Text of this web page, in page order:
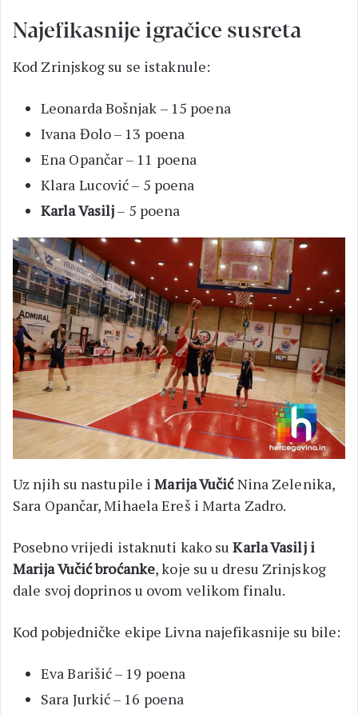
Najefikasnije igračice susreta
Kod Zrinjskog su se istaknule:
Leonarda Bošnjak – 15 poena
Ivana Đolo – 13 poena
Ena Opančar – 11 poena
Klara Lucović – 5 poena
Karla Vasilj– 5 poena
Uz njih su nastupile iMarija VučićNina Zelenika,
Sara Opančar, Mihaela Ereš i Marta Zadro.
Posebno vrijedi istaknuti kako suKarla Vasilj i
Marija Vučić broćanke, koje su u dresu Zrinjskog
dale svoj doprinos u ovom velikom finalu.
Kod pobjedničke ekipe Livna najefikasnije su bile:
Eva Barišić – 19 poena
Sara Jurkić – 16 poena